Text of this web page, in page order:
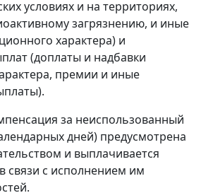
условиях и на территориях,
загрязнению, и иные
характера) и
(доплаты и надбавки
премии и иные
за неиспользованный
дней) предусмотрена
и выплачивается
связи с исполнением им